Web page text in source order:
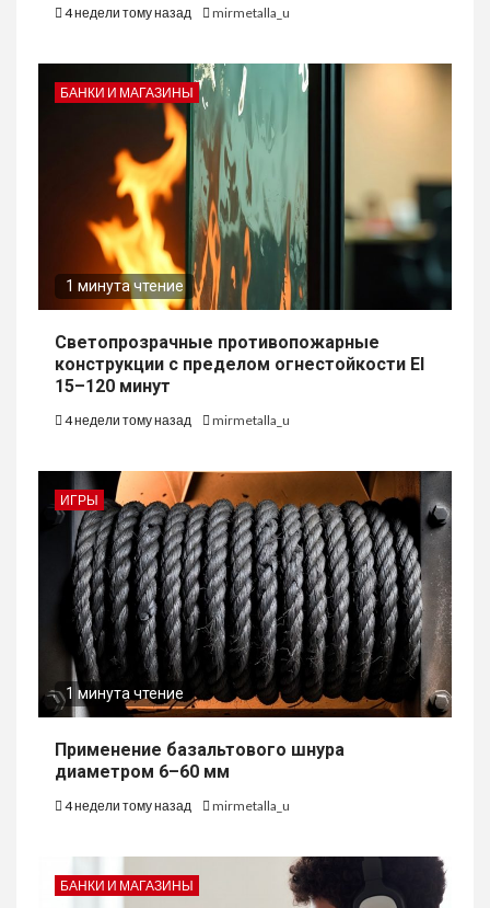
4 недели тому назад mirmetalla_u
БАНКИ И МАГАЗИНЫ
1 минута чтение
Светопрозрачные противопожарные
конструкции с пределом огнестойкости EI
15–120 минут
4 недели тому назад mirmetalla_u
ИГРЫ
1 минута чтение
Применение базальтового шнура
диаметром 6–60 мм
4 недели тому назад mirmetalla_u
БАНКИ И МАГАЗИНЫ